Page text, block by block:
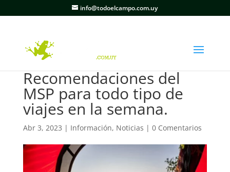
info@todoelcampo.com.uy
Recomendaciones del
MSP para todo tipo de
viajes en la semana.
Abr 3, 2023 | Información, Noticias | 0 Comentarios